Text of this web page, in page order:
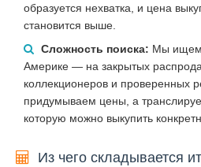
образуется нехватка, и цена
становится выше.
Сложность поиска: Мы ищем
Америке — на закрытых
коллекционеров и проверенных
придумываем цены, а
которую можно выкупить
Из чего складывается